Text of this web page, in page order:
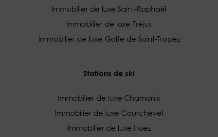
Immobilier de luxe Saint-Raphaël
Immobilier de luxe Fréjus
Immobilier de luxe Golfe de Saint-Tropez
Stations de ski
Immobilier de luxe Chamonix
Immobilier de luxe Courchevel
Immobilier de luxe Huez